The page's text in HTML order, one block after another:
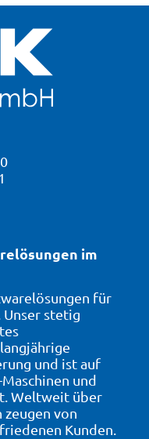
im
für
Unser stetig
und ist auf
und
Weltweit über
zeugen von
Kunden.